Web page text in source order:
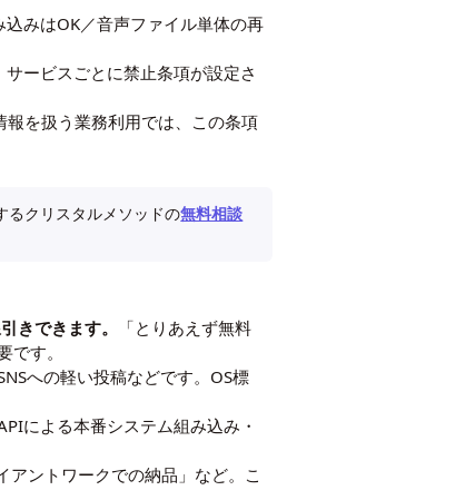
みはOK／音声ファイル単体の再
ービスごとに禁止条項が設定さ
を扱う業務利用では、この条項
るクリスタルメソッドの無料相談
きできます。
「とりあえず無料
す。
への軽い投稿などです。OS標
による本番システム組み込み・
ントワークでの納品」など。こ